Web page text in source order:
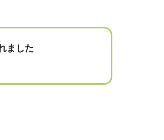
ました